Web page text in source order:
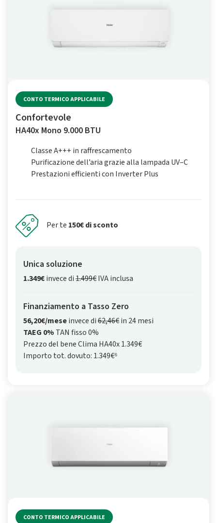
CONTO TERMICO APPLICABILE
Confortevole
HA40x Mono 9.000 BTU
Classe A+++ in raffrescamento
Purificazione dell’aria grazie alla lampada UV–C
Prestazioni efficienti con Inverter Plus
Per te 150€ di sconto
Unica soluzione
1.349€invece di1.499€IVA inclusa
Finanziamento a Tasso Zero
56,20€/meseinvece di62,46€in 24 mesi
TAEG 0% TAN fisso 0%
Prezzo del bene Clima HA40x 1.349€
Importo tot. dovuto: 1.349€⁶
CONTO TERMICO APPLICABILE